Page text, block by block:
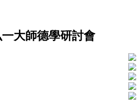
大師德學研討會